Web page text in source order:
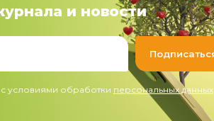
и новости
c условиями обработки персональных данных